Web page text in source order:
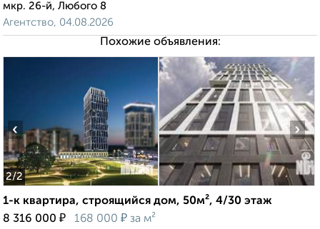
мкр. 26-й, Любого 8
Агентство, 04.08.2026
Похожие объявления:
2/2
‹ ›
1-к квартира, строящийся дом, 50м², 4/30 этаж
8 316 000 ₽ 168 000 ₽ за м²